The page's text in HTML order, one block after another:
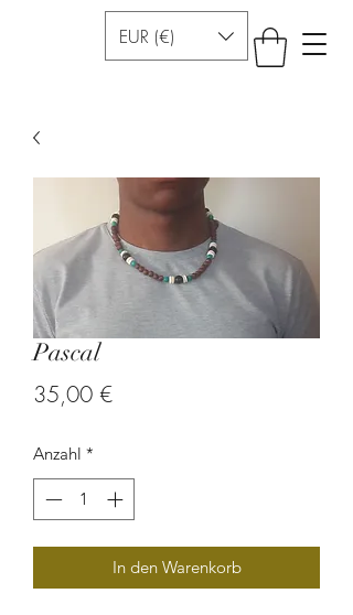
EUR (€)
Pascal
35,00 €Preis
Anzahl *
In den Warenkorb